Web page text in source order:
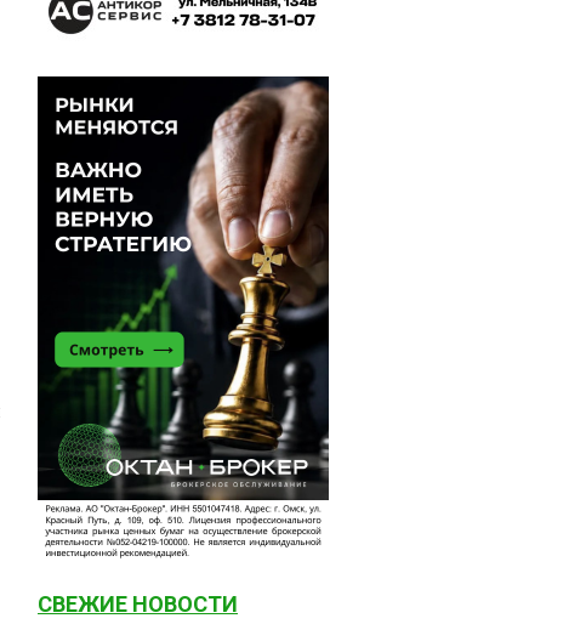
СВЕЖИЕ НОВОСТИ